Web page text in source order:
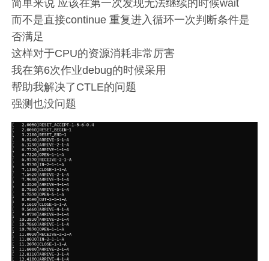
简单来说 应该在第一次发现无法继续的时候wait
而不是直接continue 重复进入循环一次判断条件是
否满足
这样对于CPU的资源消耗非常厉害
我在第6次作业debug的时候采用
帮助我解决了CTLE的问题
强测也没问题